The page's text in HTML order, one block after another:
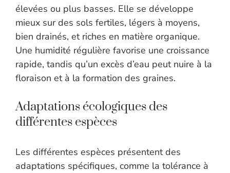
élevées ou plus basses. Elle se développe
mieux sur des sols fertiles, légers à moyens,
bien drainés, et riches en matière organique.
Une humidité régulière favorise une croissance
rapide, tandis qu’un excès d’eau peut nuire à la
floraison et à la formation des graines.
Adaptations écologiques des
différentes espèces
Les différentes espèces présentent des
adaptations spécifiques, comme la tolérance à